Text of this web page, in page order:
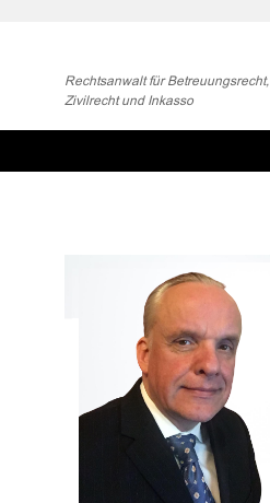
Rechtsanwalt für Betreuungsrecht,
Zivilrecht und Inkasso